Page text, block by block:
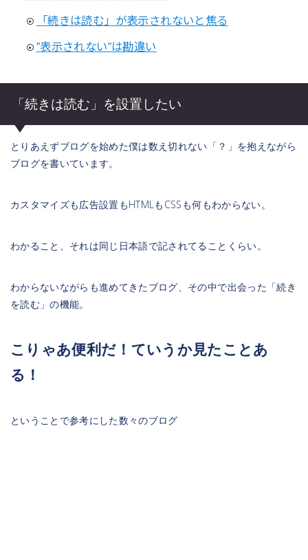
「続きは読む」が表示されないと焦る
”表示されない”は勘違い
「続きは読む」を設置したい
とりあえずブログを始めた僕は数え切れない「？」を抱えながら
ブログを書いています。
カスタマイズも広告設置もHTMLもCSSも何もわからない。
わかること、それは同じ日本語で記されてることくらい。
わからないながらも進めてきたブログ、その中で出会った「続き
を読む」の機能。
こりゃあ便利だ！ていうか見たことあ
る！
ということで参考にした数々のブログ